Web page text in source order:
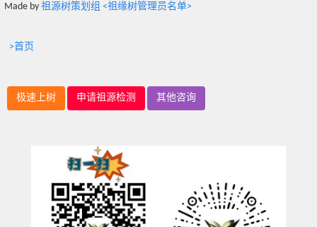
Made by 祖源树策划组 <祖缘树管理员名单>
>首页
极速上树 申请祖源检测 其他咨询